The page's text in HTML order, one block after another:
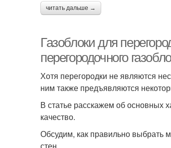
читать дальше →
Газоблоки для
перегородочного
Хотя перегородки не являются
ним также предъявляются
В статье расскажем об основных
качество.
Обсудим, как правильно выбрать